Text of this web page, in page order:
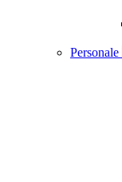
Personale